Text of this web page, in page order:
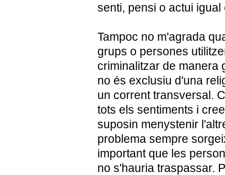
senti, pensi o actui
Tampoc no m'agrada
grups o persones
criminalitzar de manera
no és exclusiu d'una
un corrent transversal.
tots els sentiments i
suposin menystenir
problema sempre
important que les
no s'hauria traspassar.